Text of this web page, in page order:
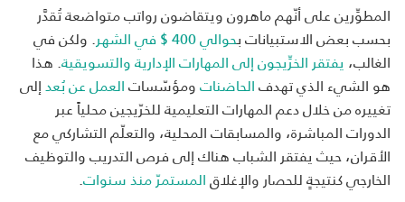
المطوِّرين على أنّهم ماهرون ويتقاضون رواتب متواضعة تُقدَّر
بحسب بعض الاستبيانات بحوالي 400 $ في الشهر
. ولكن في
الغالب، يفتقر الخرِّيجون إلى المهارات الإدارية والتسويقية. هذا
هو الشيء الذي تهدفالحاضناتومؤسّساتالعمل عن بُعدإلى
تغييره من خلال دعم المهارات التعليمية للخرّيجين محلياً عبر
الدورات المباشرة، والمسابقات المحلية، والتعلّم التشاركي مع
الأقران، حيث يفتقر الشباب هناك إلى فرص التدريب والتوظيف
الخارجي كنتيجةٍ للحصار والإغلاقالمستمرّ منذ سنوات.